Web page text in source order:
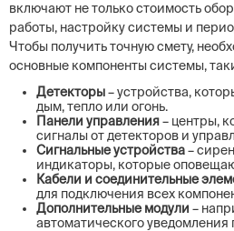
включают не только стоимость
работы, настройку системы и
Чтобы получить точную смету,
основные компоненты системы,
Детекторы– устройства,
дым, тепло или огонь.
Панели управления– центры,
сигналы от детекторов и
Сигнальные устройства–
индикаторы, которые
Кабели и соединительные
для подключения всех
Дополнительные модули –
автоматического